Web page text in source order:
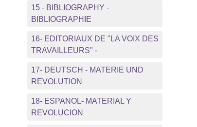
15 - BIBLIOGRAPHY -
BIBLIOGRAPHIE
16- EDITORIAUX DE "LA VOIX DES
TRAVAILLEURS" -
17- DEUTSCH - MATERIE UND
REVOLUTION
18- ESPANOL- MATERIAL Y
REVOLUCION